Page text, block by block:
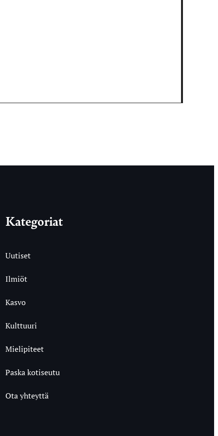
Kategoriat
Uutiset
Ilmiöt
Kasvo
Kulttuuri
Mielipiteet
Paska kotiseutu
Ota yhteyttä